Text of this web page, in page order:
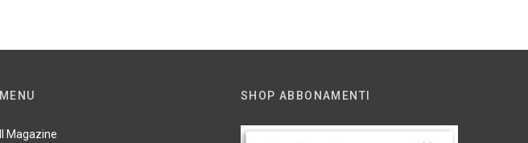
MENU
Il Magazine
SHOP ABBONAMENTI